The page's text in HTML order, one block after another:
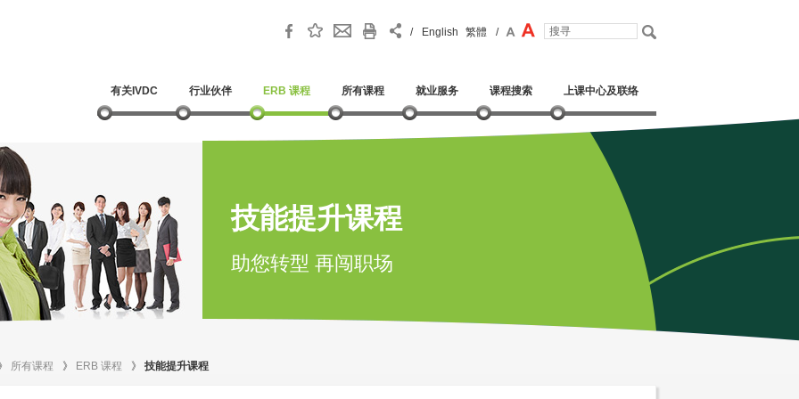
/ English 繁體 /
有关IVDC 行业伙伴 ERB 课程 所有课程 就业服务 课程搜索 上课中心及联络
技能提升课程
助您转型 再闯职场
所有课程 》 ERB 课程 》 技能提升课程